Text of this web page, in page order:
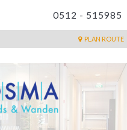
0512 - 515985
PLAN ROUTE